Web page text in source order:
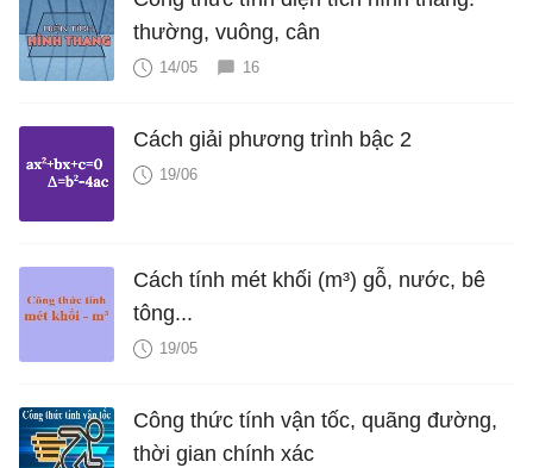
thường, vuông, cân
14/05 16
Cách giải phương trình bậc 2
19/06
Cách tính mét khối (m³) gỗ, nước, bê
tông...
19/05
Công thức tính vận tốc, quãng đường,
thời gian chính xác